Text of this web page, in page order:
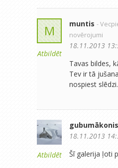
M
Atbildēt
muntis -
novērojumi
18.11.2013
Tavas bildes,
Tev ir tā
nospiest
Atbildēt
gubumākonis
18.11.2013
Šī galerija ļoti